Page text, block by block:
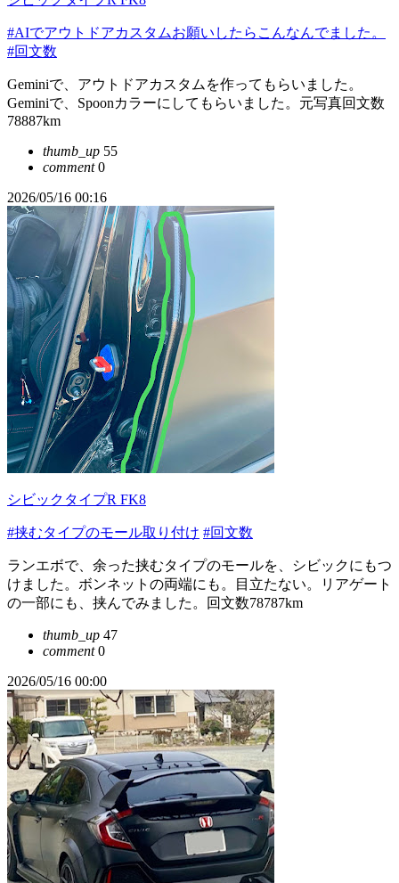
#AIでアウトドアカスタムお願いしたらこんなんでました。
#回文数
Geminiで、アウトドアカスタムを作ってもらいました。
Geminiで、Spoonカラーにしてもらいました。元写真回文数
78887km
thumb_up 55
comment0
2026/05/16 00:16
シビックタイプR FK8
#挟むタイプのモール取り付け #回文数
ランエボで、余った挟むタイプのモールを、シビックにもつ
けました。ボンネットの両端にも。目立たない。リアゲート
の一部にも、挟んでみました。回文数78787km
thumb_up 47
comment0
2026/05/16 00:00